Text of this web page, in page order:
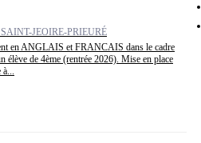
JEOIRE-PRIEURÉ
en ANGLAIS et FRANCAIS dans le cadre
élève de 4ème (rentrée 2026). Mise en place
à...